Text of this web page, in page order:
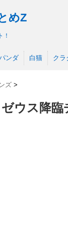
めZ
！
ンダ 白猫 クラ
ズ >
ゼウス降